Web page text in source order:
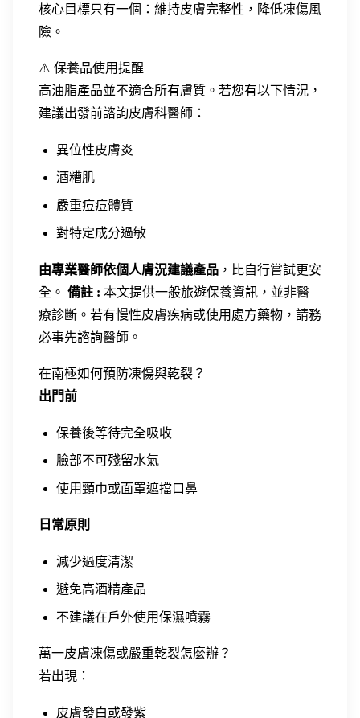
核心目標只有一個：維持皮膚完整性，降低凍傷風
險。
⚠️ 保養品使用提醒
高油脂產品並不適合所有膚質。若您有以下情況，
建議出發前諮詢皮膚科醫師：
異位性皮膚炎
酒糟肌
嚴重痘痘體質
對特定成分過敏
由專業醫師依個人膚況建議產品 ，比自行嘗試更安
全。 備註 : 本文提供一般旅遊保養資訊，並非醫
療診斷。若有慢性皮膚疾病或使用處方藥物，請務
必事先諮詢醫師。
在南極如何預防凍傷與乾裂？
出門前
保養後等待完全吸收
臉部不可殘留水氣
使用頸巾或面罩遮擋口鼻
日常原則
減少過度清潔
避免高酒精產品
不建議在戶外使用保濕噴霧
萬一皮膚凍傷或嚴重乾裂怎麼辦？
若出現：
皮膚發白或發紫